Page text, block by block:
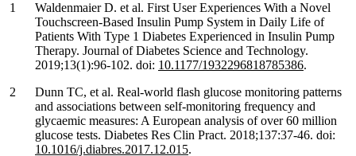
Waldenmaier D. et al. First User Experiences With a Novel
Touchscreen-Based Insulin Pump System in Daily Life of
Patients With Type 1 Diabetes Experienced in Insulin Pump
Therapy. Journal of Diabetes Science and Technology.
2019;13(1):96-102. doi: 10.1177/1932296818785386.
Dunn TC, et al. Real-world flash glucose monitoring patterns
and associations between self-monitoring frequency and
glycaemic measures: A European analysis of over 60 million
glucose tests. Diabetes Res Clin Pract. 2018;137:37-46. doi:
10.1016/j.diabres.2017.12.015.